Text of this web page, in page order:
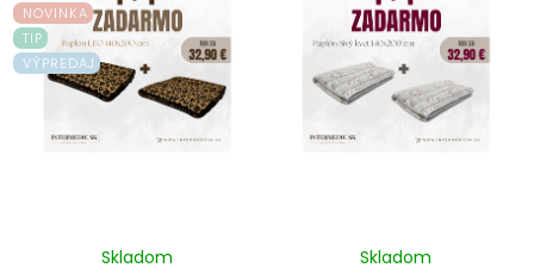
NOVINKA
TIP
VÝPREDAJ
Skladom Skladom